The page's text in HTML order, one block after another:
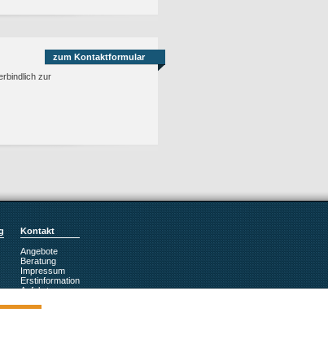
zur
zum Kontaktformular
Kontakt
Angebote
Beratung
Impressum
Erstinformation
Anfahrt
Datenschutz